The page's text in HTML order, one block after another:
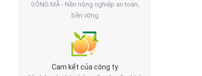
SÔNG MÃ - Nền nông nghiệp an toàn,
bền vững
Cam kết của công ty